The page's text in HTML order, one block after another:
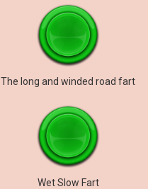
The long and winded road fart
Wet Slow Fart